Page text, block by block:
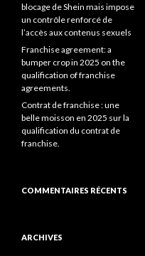
blocage de Shein mais impose
un contrôle renforcé de
l’accès aux contenus sexuels
Franchise agreement: a
bumper crop in 2025 on the
qualification of franchise
agreements.
Contrat de franchise : une
belle moisson en 2025 sur la
qualification du contrat de
franchise.
COMMENTAIRES RÉCENTS
ARCHIVES